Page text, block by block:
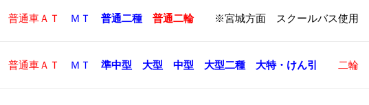
普通車ＡＴ ＭＴ 普通二種 普通二輪※宮城方面 スクールバス使用
普通車ＡＴ ＭＴ 準中型 大型 中型 大型二種 大特・けん引 二輪